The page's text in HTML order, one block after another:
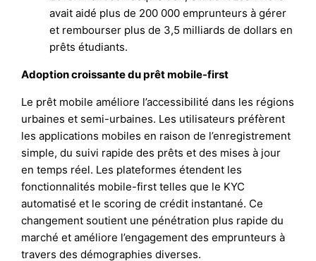
avait aidé plus de 200 000 emprunteurs à gérer
et rembourser plus de 3,5 milliards de dollars en
prêts étudiants.
Adoption croissante du prêt mobile-first
Le prêt mobile améliore l’accessibilité dans les régions
urbaines et semi-urbaines. Les utilisateurs préfèrent
les applications mobiles en raison de l’enregistrement
simple, du suivi rapide des prêts et des mises à jour
en temps réel. Les plateformes étendent les
fonctionnalités mobile-first telles que le KYC
automatisé et le scoring de crédit instantané. Ce
changement soutient une pénétration plus rapide du
marché et améliore l’engagement des emprunteurs à
travers des démographies diverses.